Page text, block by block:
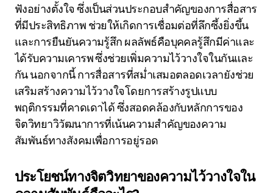
ฟังอย่างตั้งใจ ซึ่งเป็นส่วนประกอบสำคัญของการสื่อสาร
ที่มีประสิทธิภาพ ช่วยให้เกิดการเชื่อมต่อที่ลึกซึ้งยิ่งขึ้น
และการยืนยันความรู้สึก ผลลัพธ์คือบุคคลรู้สึกมีค่าและ
ได้รับความเคารพ ซึ่งช่วยเพิ่มความไว้วางใจในกันและ
กัน นอกจากนี้ การสื่อสารที่สม่ำเสมอตลอดเวลายังช่วย
เสริมสร้างความไว้วางใจโดยการสร้างรูปแบบ
พฤติกรรมที่คาดเดาได้ ซึ่งสอดคล้องกับหลักการของ
จิตวิทยาวิวัฒนาการที่เน้นความสำคัญของความ
สัมพันธ์ทางสังคมเพื่อการอยู่รอด
ประโยชน์ทางจิตวิทยาของความไว้วางใจใน